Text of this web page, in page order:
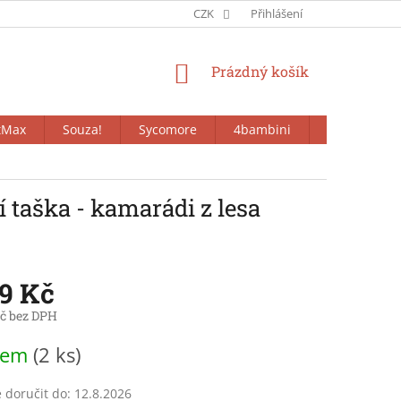
CZK Přihlášení
NÁKUPNÍ
Prázdný košík
Souza! Sycomore 4bambini
- kamarádi z lesa
Kč
bez DPH
(2 ks)
doručit do: 12.8.2026